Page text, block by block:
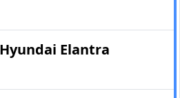
Elantra